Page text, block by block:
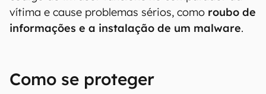
um arquivo arquivo EXE, usado para rodar
programas no Windows, nomeado como se
Ao abrir o anexo pensando que é uma imagem